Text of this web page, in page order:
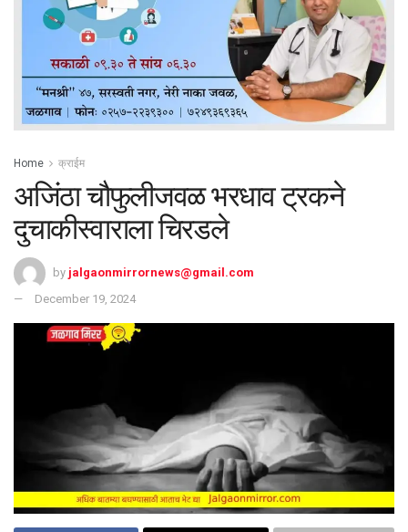
Home क्राईम
अजिंठा चौफुलीजवळ भरधाव ट्रकने
दुचाकीस्वाराला चिरडले
by jalgaonmirrornews@gmail.com
December 19, 2024